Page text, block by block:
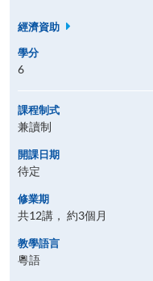
經濟資助
學分
6
課程制式
兼讀制
開課日期
待定
修業期
共12講， 約3個月
教學語言
粵語